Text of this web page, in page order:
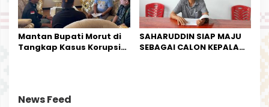
Mantan Bupati Morut di
Tangkap Kasus Korupsi
SAHARUDDIN SIAP MAJU
SEBAGAI CALON KEPALA
News Feed